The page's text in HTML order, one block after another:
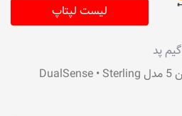
لیست لپتاپ
گیم پد
گیم‌پد بی‌سیم پلی‌استیشن 5 مدل DualSense • Sterling